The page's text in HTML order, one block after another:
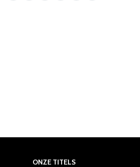
ONZE TITELS